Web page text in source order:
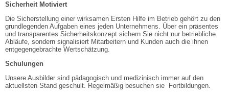
Sicherheit Motiviert
Die Sicherstellung einer wirksamen Ersten Hilfe im Betrieb gehört zu den
grundlegenden Aufgaben eines jeden Unternehmens. Über ein präsentes
und transparentes Sicherheitskonzept sichern Sie nicht nur betriebliche
Abläufe, sondern signalisiert Mitarbeitern und Kunden auch die ihnen
entgegengebrachte Wertschätzung.
Schulungen
Unsere Ausbilder sind pädagogisch und medizinisch immer auf den
aktuellsten Stand geschult. Regelmäßig besuchen sie Fortbildungen.